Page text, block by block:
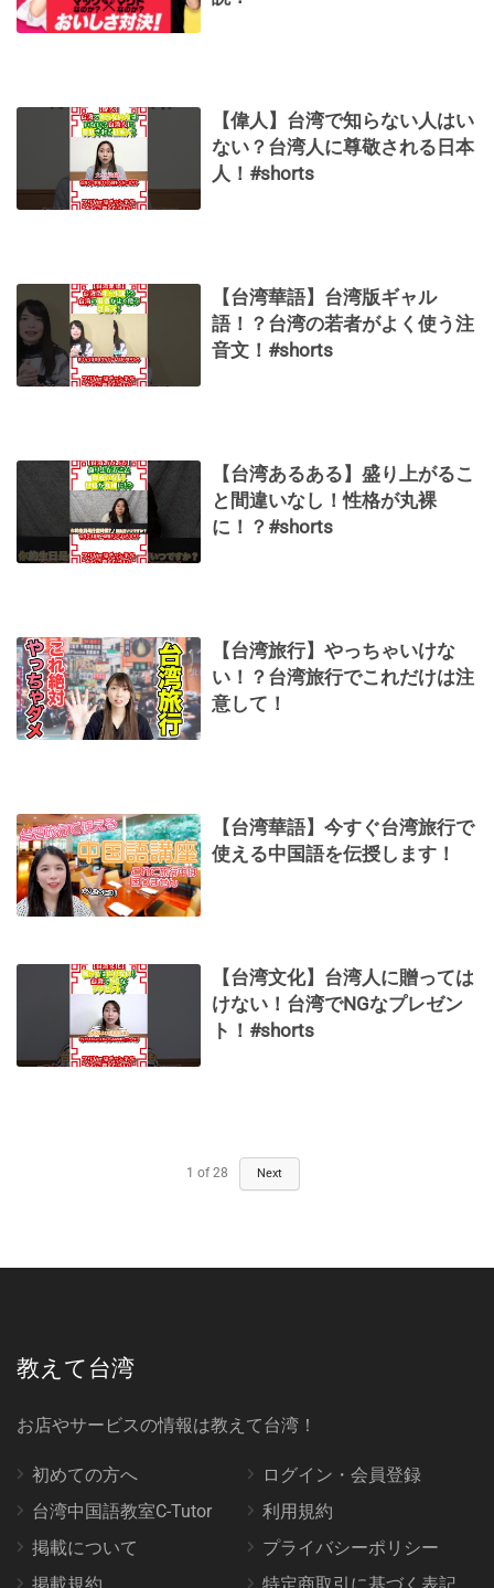
【偉人】台湾で知らない人はい
ない？台湾人に尊敬される日本
人！#shorts
【台湾華語】台湾版ギャル
語！？台湾の若者がよく使う注
音文！#shorts
【台湾あるある】盛り上がるこ
と間違いなし！性格が丸裸
に！？#shorts
【台湾旅行】やっちゃいけな
い！？台湾旅行でこれだけは注
意して！
【台湾華語】今すぐ台湾旅行で
使える中国語を伝授します！
【台湾文化】台湾人に贈っては
けない！台湾でNGなプレゼン
ト！#shorts
1 of 28 Next
教えて台湾
お店やサービスの情報は教えて台湾！
初めての方へ
台湾中国語教室C-Tutor
掲載について
ログイン・会員登録
利用規約
プライバシーポリシー